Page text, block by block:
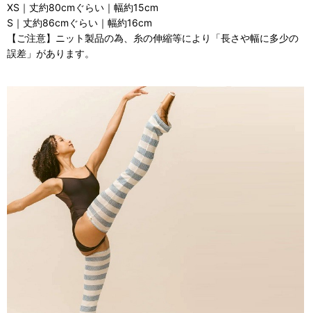
XS｜丈約80cmぐらい｜幅約15cm
S｜丈約86cmぐらい｜幅約16cm
【ご注意】ニット製品の為、糸の伸縮等により「長さや幅に多少の
誤差」があります。